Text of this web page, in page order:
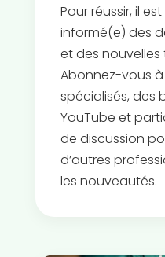
Pour réussir, il
informé(e) des
et des nouvelles
Abonnez-vous
spécialisés, des
YouTube et
de discussion
d’autres
les nouveautés.